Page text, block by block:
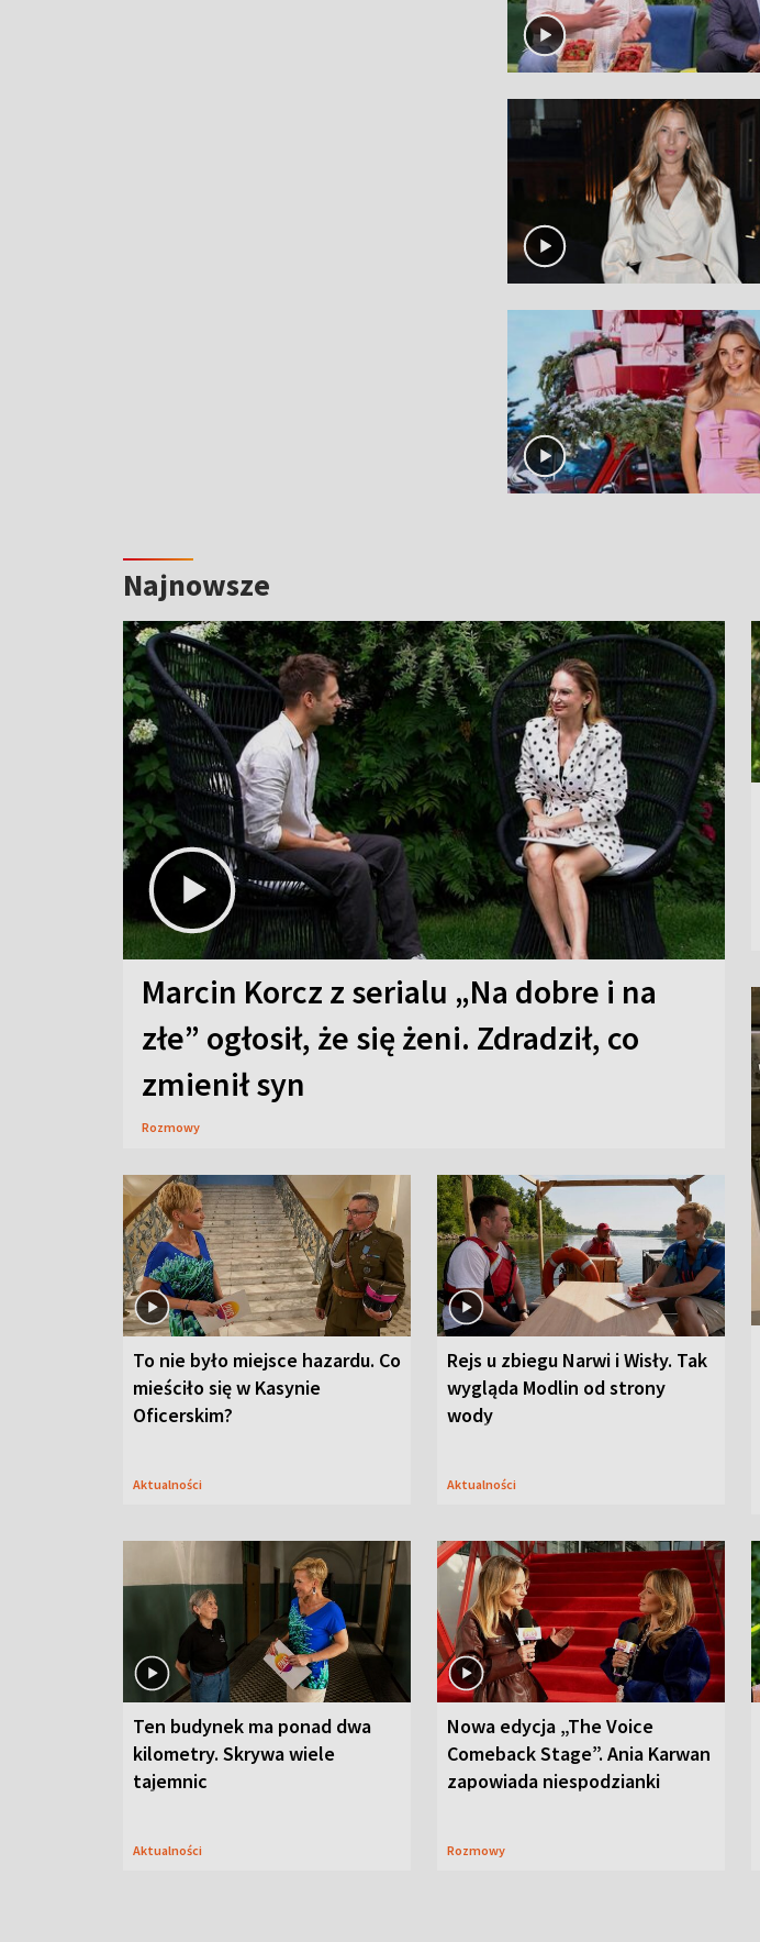
Najnowsze
Marcin Korcz z serialu „Na dobre i na
złe” ogłosił, że się żeni. Zdradził, co
zmienił syn
Rozmowy
To nie było miejsce hazardu. Co
mieściło się w Kasynie
Oficerskim?
Aktualności
Rejs u zbiegu Narwi i Wisły. Tak
wygląda Modlin od strony
wody
Aktualności
Ten budynek ma ponad dwa
kilometry. Skrywa wiele
tajemnic
Aktualności
Nowa edycja „The Voice
Comeback Stage”. Ania Karwan
zapowiada niespodzianki
Rozmowy